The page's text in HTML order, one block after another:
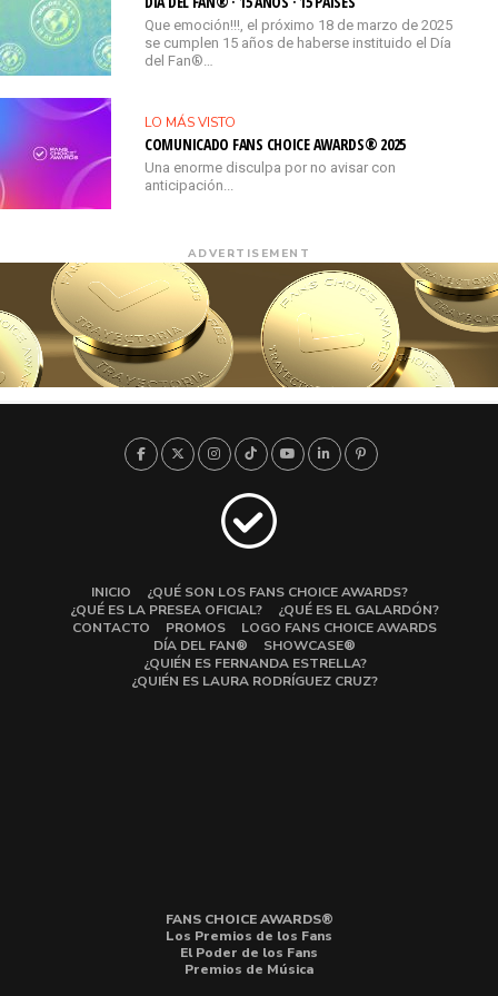
Que emoción!!!, el próximo 18 de marzo de 2025
se cumplen 15 años de haberse instituido el Día
del Fan®…
LO MÁS VISTO
COMUNICADO FANS CHOICE AWARDS® 2025
Una enorme disculpa por no avisar con
anticipación...
ADVERTISEMENT
INICIO
¿QUÉ SON LOS FANS CHOICE AWARDS?
¿QUÉ ES LA PRESEA OFICIAL?
¿QUÉ ES EL GALARDÓN?
CONTACTO
PROMOS
LOGO FANS CHOICE AWARDS
DÍA DEL FAN®
SHOWCASE®
¿QUIÉN ES FERNANDA ESTRELLA?
¿QUIÉN ES LAURA RODRÍGUEZ CRUZ?
FANS CHOICE AWARDS®
Los Premios de los Fans
El Poder de los Fans
Premios de Música